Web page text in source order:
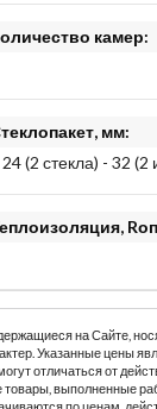
камер:
мм:
24 (2 стекла) - 32 (2
на Сайте,
Указанные цены
отличаться от
выполненные
по ценам,